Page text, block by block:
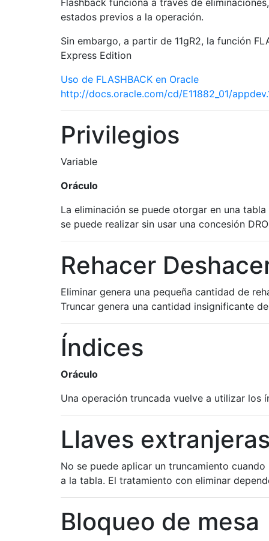
estados previos a la operación.
Sin embargo, a partir de 11gR2, la función
Express Edition
Uso de FLASHBACK en Oracle
http://docs.oracle.com/cd/E11882_01/
Privilegios
Variable
Oráculo
La eliminación se puede otorgar en una
se puede realizar sin usar una concesión
Rehacer
Eliminar genera una pequeña cantidad de
Truncar genera una cantidad insignificante
Índices
Oráculo
Una operación truncada vuelve a utilizar los
Llaves
No se puede aplicar un truncamiento
a la tabla. El tratamiento con eliminar
Bloqueo de mesa